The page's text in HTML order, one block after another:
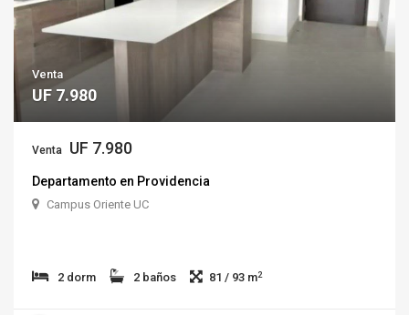
Venta
UF 7.980
Venta UF 7.980
Departamento en Providencia
Campus Oriente UC
2 dorm 2 baños 81 / 93 m2